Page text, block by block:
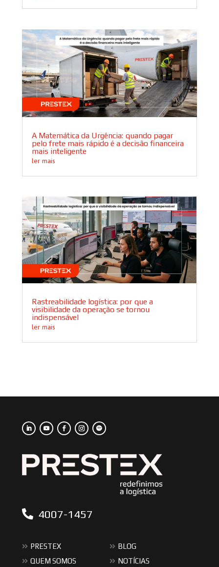
A Matemática da Urgência: quando pagar
pelo frete mais rápido é a decisão financeira
mais inteligente
ler mais
Rastreabilidade logística: por que a
visibilidade da operação se tornou
indispensável
ler mais
4007-1457
PRESTEX
QUEM SOMOS
BLOG
NOTÍCIAS